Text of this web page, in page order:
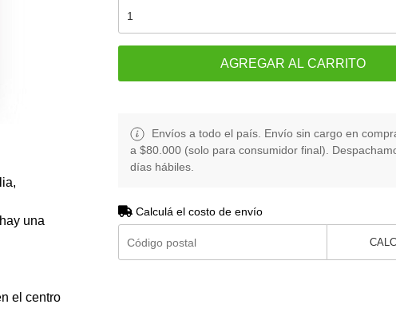
una
el centro
AGREGAR AL CARRITO
Envíos a todo el país. Envío sin cargo en
a $80.000 (solo para consumidor final).
días hábiles.
Calculá el costo de envío